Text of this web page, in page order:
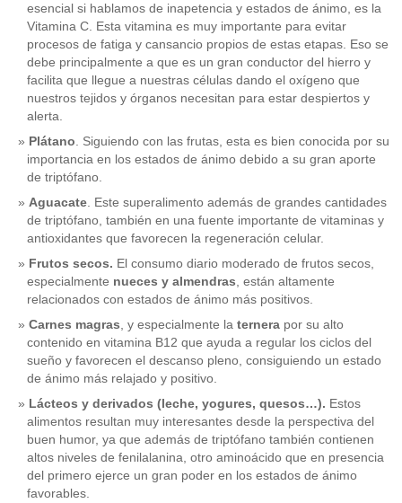
esencial si hablamos de inapetencia y estados de ánimo, es la
Vitamina C. Esta vitamina es muy importante para evitar
procesos de fatiga y cansancio propios de estas etapas. Eso se
debe principalmente a que es un gran conductor del hierro y
facilita que llegue a nuestras células dando el oxígeno que
nuestros tejidos y órganos necesitan para estar despiertos y
alerta.
Plátano. Siguiendo con las frutas, esta es bien conocida por su
importancia en los estados de ánimo debido a su gran aporte
de triptófano.
Aguacate. Este superalimento además de grandes cantidades
de triptófano, también en una fuente importante de vitaminas y
antioxidantes que favorecen la regeneración celular.
Frutos secos. El consumo diario moderado de frutos secos,
especialmente nueces y almendras, están altamente
relacionados con estados de ánimo más positivos.
Carnes magras, y especialmente la ternera por su alto
contenido en vitamina B12 que ayuda a regular los ciclos del
sueño y favorecen el descanso pleno, consiguiendo un estado
de ánimo más relajado y positivo.
Lácteos y derivados (leche, yogures, quesos…). Estos
alimentos resultan muy interesantes desde la perspectiva del
buen humor, ya que además de triptófano también contienen
altos niveles de fenilalanina, otro aminoácido que en presencia
del primero ejerce un gran poder en los estados de ánimo
favorables.